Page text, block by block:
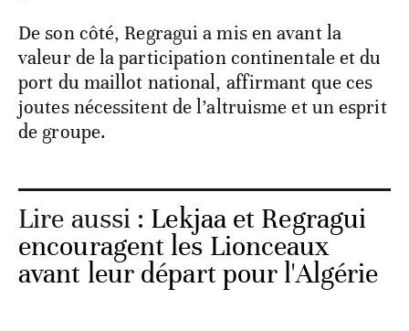
De son côté, Regragui a mis en avant la
valeur de la participation continentale et du
port du maillot national, affirmant que ces
joutes nécessitent de l’altruisme et un esprit
de groupe.
Lire aussi : Lekjaa et Regragui
encouragent les Lionceaux
avant leur départ pour l'Algérie